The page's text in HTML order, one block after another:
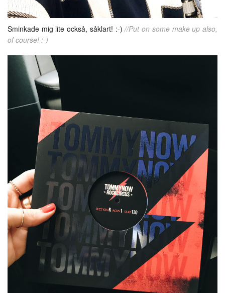
Sminkade mig lite också, såklart! :-)//Put on some make up also,
of course! :-)